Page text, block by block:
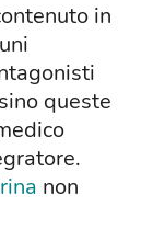
in
queste
non